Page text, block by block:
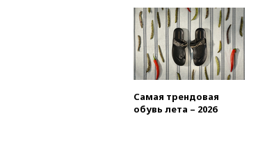
Самая трендовая
обувь лета – 2026